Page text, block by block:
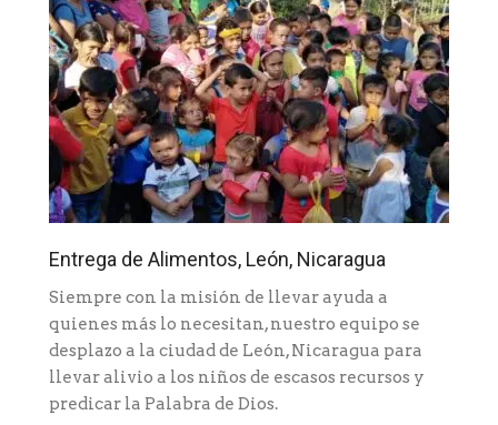
Entrega de Alimentos, León, Nicaragua
Siempre con la misión de llevar ayuda a
quienes más lo necesitan, nuestro equipo se
desplazo a la ciudad de León, Nicaragua para
llevar alivio a los niños de escasos recursos y
predicar la Palabra de Dios.